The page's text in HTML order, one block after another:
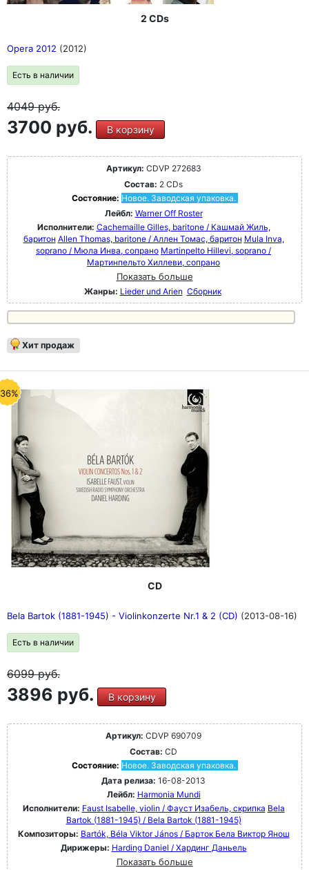
2 CDs
Opera 2012 (2012)
Есть в наличии
4049руб.
3700 руб. В корзину
Артикул: CDVP 272683
Состав: 2 CDs
Состояние: Новое. Заводская упаковка.
Лейбл: Warner Off Roster
Исполнители: Cachemaille Gilles, baritone / Кашмай Жиль,
баритон Allen Thomas, baritone / Аллен Томас, баритон Mula Inva,
soprano / Мюла Инва, сопрано Martinpelto Hillevi, soprano /
Мартинпельто Хиллеви, сопрано
Показать больше
Жанры: Lieder und Arien Сборник
Хит продаж
CD
Bela Bartok (1881-1945) - Violinkonzerte Nr.1 & 2 (CD) (2013-08-16)
Есть в наличии
6099руб.
3896 руб. В корзину
Артикул: CDVP 690709
Состав: CD
Состояние: Новое. Заводская упаковка.
Дата релиза: 16-08-2013
Лейбл: Harmonia Mundi
Исполнители: Faust Isabelle, violin / Фауст Изабель, скрипка Bela
Bartok (1881-1945) / Bela Bartok (1881-1945)
Композиторы: Bartók, Béla Viktor János / Барток Бела Виктор Янош
Дирижеры: Harding Daniel / Хардинг Даньель
Показать больше